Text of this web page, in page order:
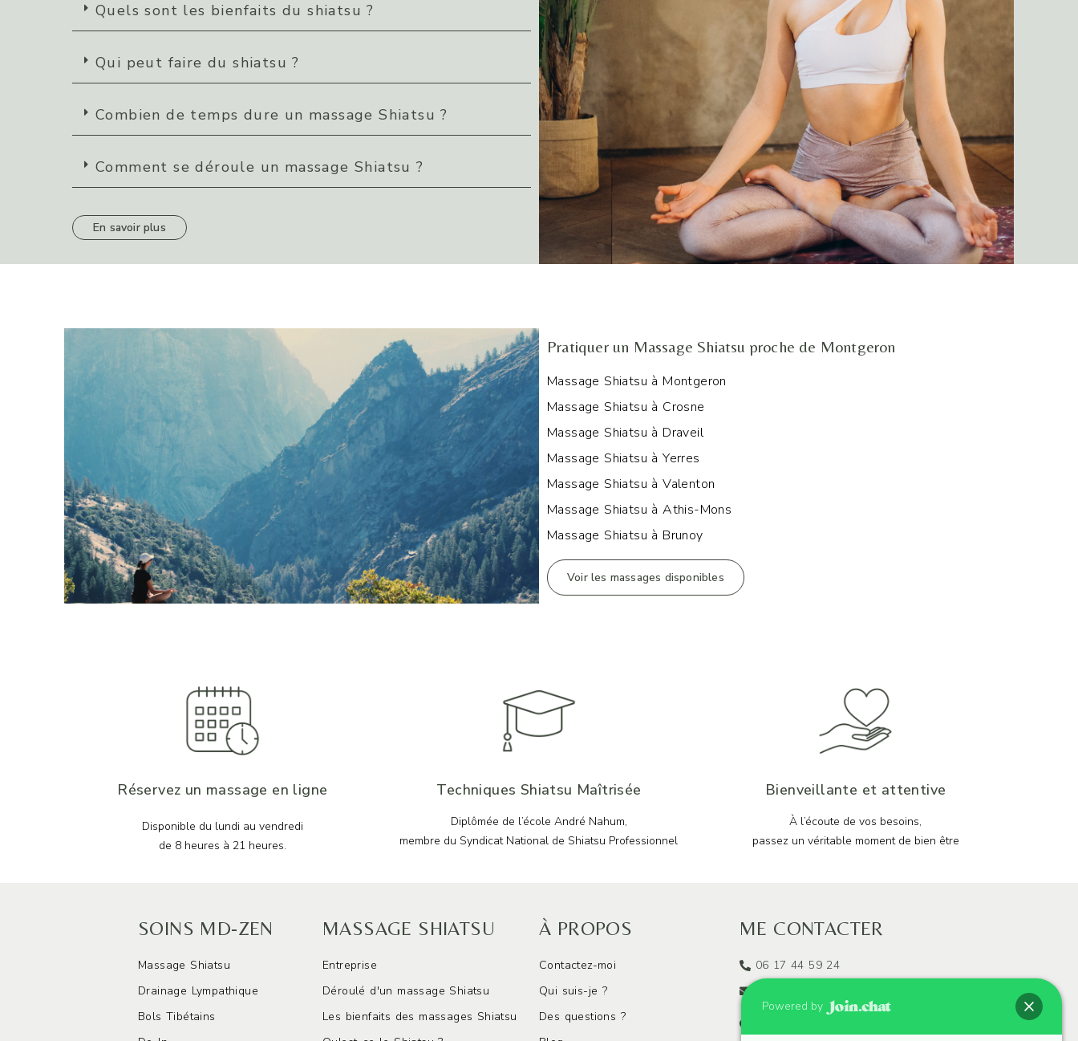
Quels sont les bienfaits du shiatsu ?
Qui peut faire du shiatsu ?
Combien de temps dure un massage Shiatsu ?
Comment se déroule un massage Shiatsu ?
En savoir plus
Pratiquer un Massage Shiatsu proche de Montgeron
Massage Shiatsu à Montgeron
Massage Shiatsu à Crosne
Massage Shiatsu à Draveil
Massage Shiatsu à Yerres
Massage Shiatsu à Valenton
Massage Shiatsu à Athis-Mons
Massage Shiatsu à Brunoy
Voir les massages disponibles
Réservez un massage en ligne
Disponible du lundi au vendredi
de 8 heures à 21 heures.
Techniques Shiatsu Maîtrisée
Diplômée de l’école André Nahum,
membre du Syndicat National de Shiatsu Professionnel
Bienveillante et attentive
À l’écoute de vos besoins,
passez un véritable moment de bien être
SOINS MD-ZEN
Massage Shiatsu
Drainage Lympathique
Bols Tibétains
MASSAGE SHIATSU
Entreprise
Déroulé d'un massage Shiatsu
Les bienfaits des massages Shiatsu
À PROPOS
Contactez-moi
Qui suis-je ?
Des questions ?
ME CONTACTER
06 17 44 59 24
18 rue d'oly, Vigneux-sur-Seine
(91270)
Powered by